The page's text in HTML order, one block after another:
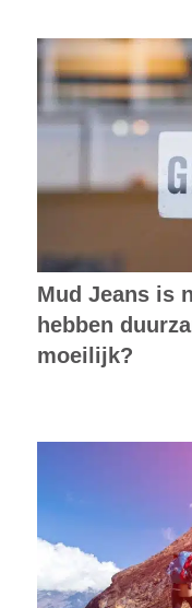
Mud Jeans is
hebben
moeilijk?